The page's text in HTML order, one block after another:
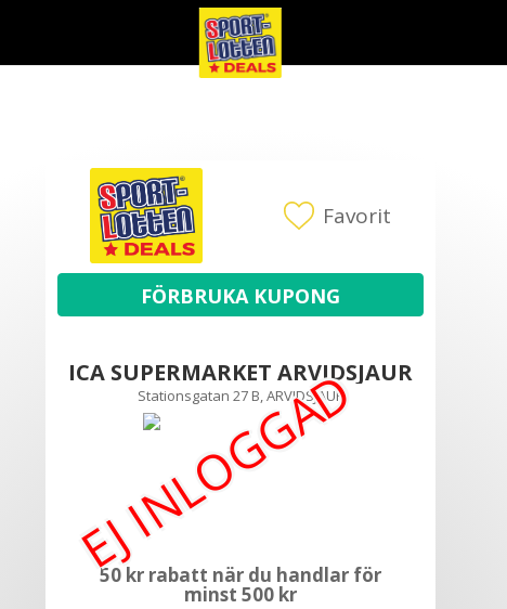
Favorit
ICA SUPERMARKET ARVIDSJAUR
Stationsgatan 27 B, ARVIDSJAUR
EJ INLOGGAD
50 kr rabatt när du handlar för
minst 500 kr